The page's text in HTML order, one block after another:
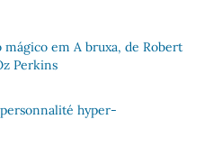
em A bruxa, de Robert
Perkins
hyper-